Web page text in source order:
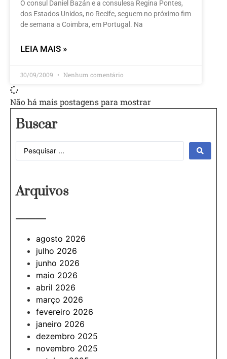
O consul Daniel Bazán e a consulesa Regina Pontes,
dos Estados Unidos, no Recife, seguem no próximo fim
de semana a Coimbra, em Portugal. Na
LEIA MAIS »
30/09/2009 Nenhum comentário
Não há mais postagens para mostrar
Buscar
Arquivos
———
agosto 2026
julho 2026
junho 2026
maio 2026
abril 2026
março 2026
fevereiro 2026
janeiro 2026
dezembro 2025
novembro 2025